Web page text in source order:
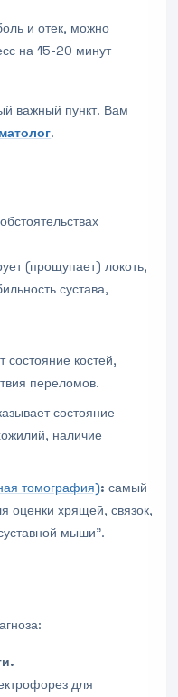
и отек, можно
на 15-20 минут
важный пункт. Вам
.
(прощупает) локоть,
сустава,
состояние костей,
переломов.
состояние
наличие
томография): самый
оценки хрящей, связок,
мыши".
для